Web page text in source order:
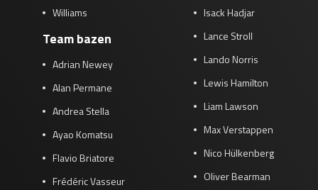
Williams
Team bazen
Adrian Newey
Alan Permane
Andrea Stella
Ayao Komatsu
Flavio Briatore
Frédéric Vasseur
Isack Hadjar
Lance Stroll
Lando Norris
Lewis Hamilton
Liam Lawson
Max Verstappen
Nico Hülkenberg
Oliver Bearman